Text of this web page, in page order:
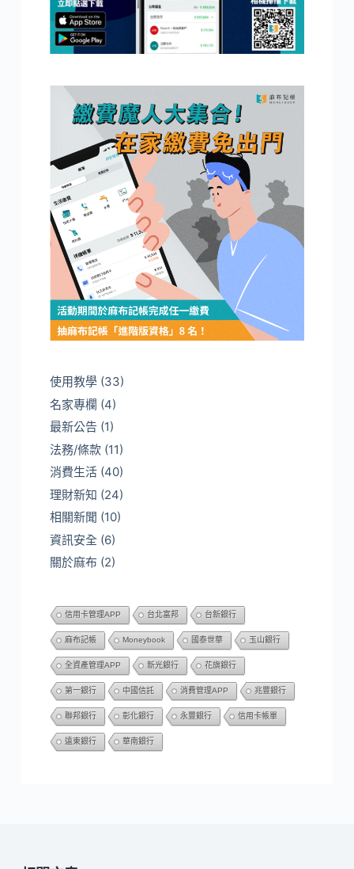
使用教學(33)
名家專欄 (4)
最新公告(1)
法務/條款(11)
消費生活(40)
理財新知 (24)
相關新聞 (10)
資訊安全(6)
關於麻布 (2)
信用卡管理APP 台北富邦 台新銀行
麻布記帳 Moneybook 國泰世華 玉山銀行
全資產管理APP 新光銀行 花旗銀行
第一銀行 中國信託 消費管理APP 兆豐銀行
聯邦銀行 彰化銀行 永豐銀行 信用卡帳單
遠東銀行 華南銀行